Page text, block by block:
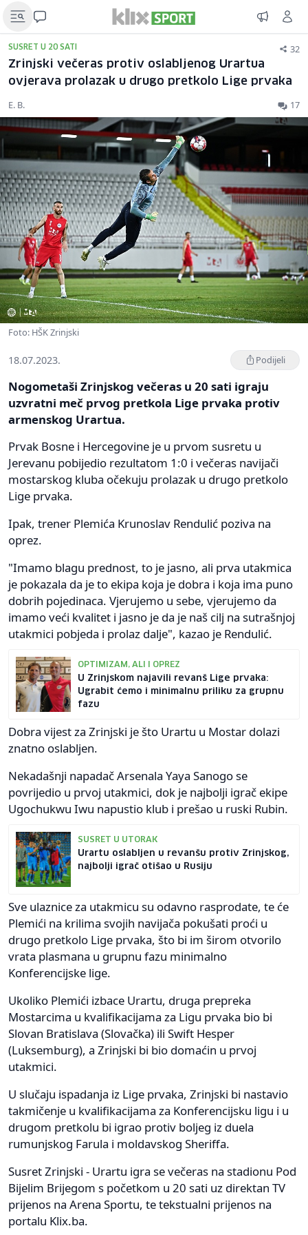
SUSRET U 20 SATI 32
Zrinjski večeras protiv oslabljenog Urartua
ovjerava prolazak u drugo pretkolo Lige prvaka
E. B. 17
Foto: HŠK Zrinjski
18.07.2023. Podijeli
Nogometaši Zrinjskog večeras u 20 sati igraju
uzvratni meč prvog pretkola Lige prvaka protiv
armenskog Urartua.
Prvak Bosne i Hercegovine je u prvom susretu u
Jerevanu pobijedio rezultatom 1:0 i večeras navijači
mostarskog kluba očekuju prolazak u drugo pretkolo
Lige prvaka.
Ipak, trener Plemića Krunoslav Rendulić poziva na
oprez.
"Imamo blagu prednost, to je jasno, ali prva utakmica
je pokazala da je to ekipa koja je dobra i koja ima puno
dobrih pojedinaca. Vjerujemo u sebe, vjerujemo da
imamo veći kvalitet i jasno je da je naš cilj na sutrašnjoj
utakmici pobjeda i prolaz dalje", kazao je Rendulić.
OPTIMIZAM, ALI I OPREZ
U Zrinjskom najavili revanš Lige prvaka:
Ugrabit ćemo i minimalnu priliku za grupnu
fazu
Dobra vijest za Zrinjski je što Urartu u Mostar dolazi
znatno oslabljen.
Nekadašnji napadač Arsenala Yaya Sanogo se
povrijedio u prvoj utakmici, dok je najbolji igrač ekipe
Ugochukwu Iwu napustio klub i prešao u ruski Rubin.
SUSRET U UTORAK
Urartu oslabljen u revanšu protiv Zrinjskog,
najbolji igrač otišao u Rusiju
Sve ulaznice za utakmicu su odavno rasprodate, te će
Plemići na krilima svojih navijača pokušati proći u
drugo pretkolo Lige prvaka, što bi im širom otvorilo
vrata plasmana u grupnu fazu minimalno
Konferencijske lige.
Ukoliko Plemići izbace Urartu, druga prepreka
Mostarcima u kvalifikacijama za Ligu prvaka bio bi
Slovan Bratislava (Slovačka) ili Swift Hesper
(Luksemburg), a Zrinjski bi bio domaćin u prvoj
utakmici.
U slučaju ispadanja iz Lige prvaka, Zrinjski bi nastavio
takmičenje u kvalifikacijama za Konferencijsku ligu i u
drugom pretkolu bi igrao protiv boljeg iz duela
rumunjskog Farula i moldavskog Sheriffa.
Susret Zrinjski - Urartu igra se večeras na stadionu Pod
Bijelim Brijegom s početkom u 20 sati uz direktan TV
prijenos na Arena Sportu, te tekstualni prijenos na
portalu Klix.ba.